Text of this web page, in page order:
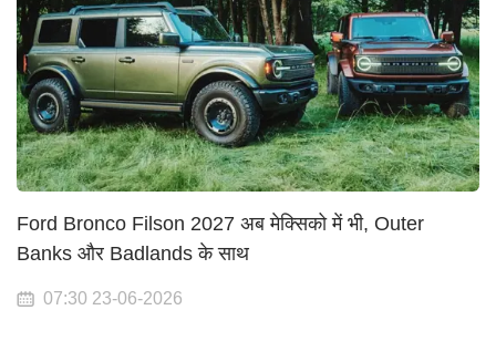
Ford Bronco Filson 2027 अब मेक्सिको में भी, Outer
Banks और Badlands के साथ
07:30 23-06-2026